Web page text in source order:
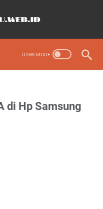
di Hp Samsung